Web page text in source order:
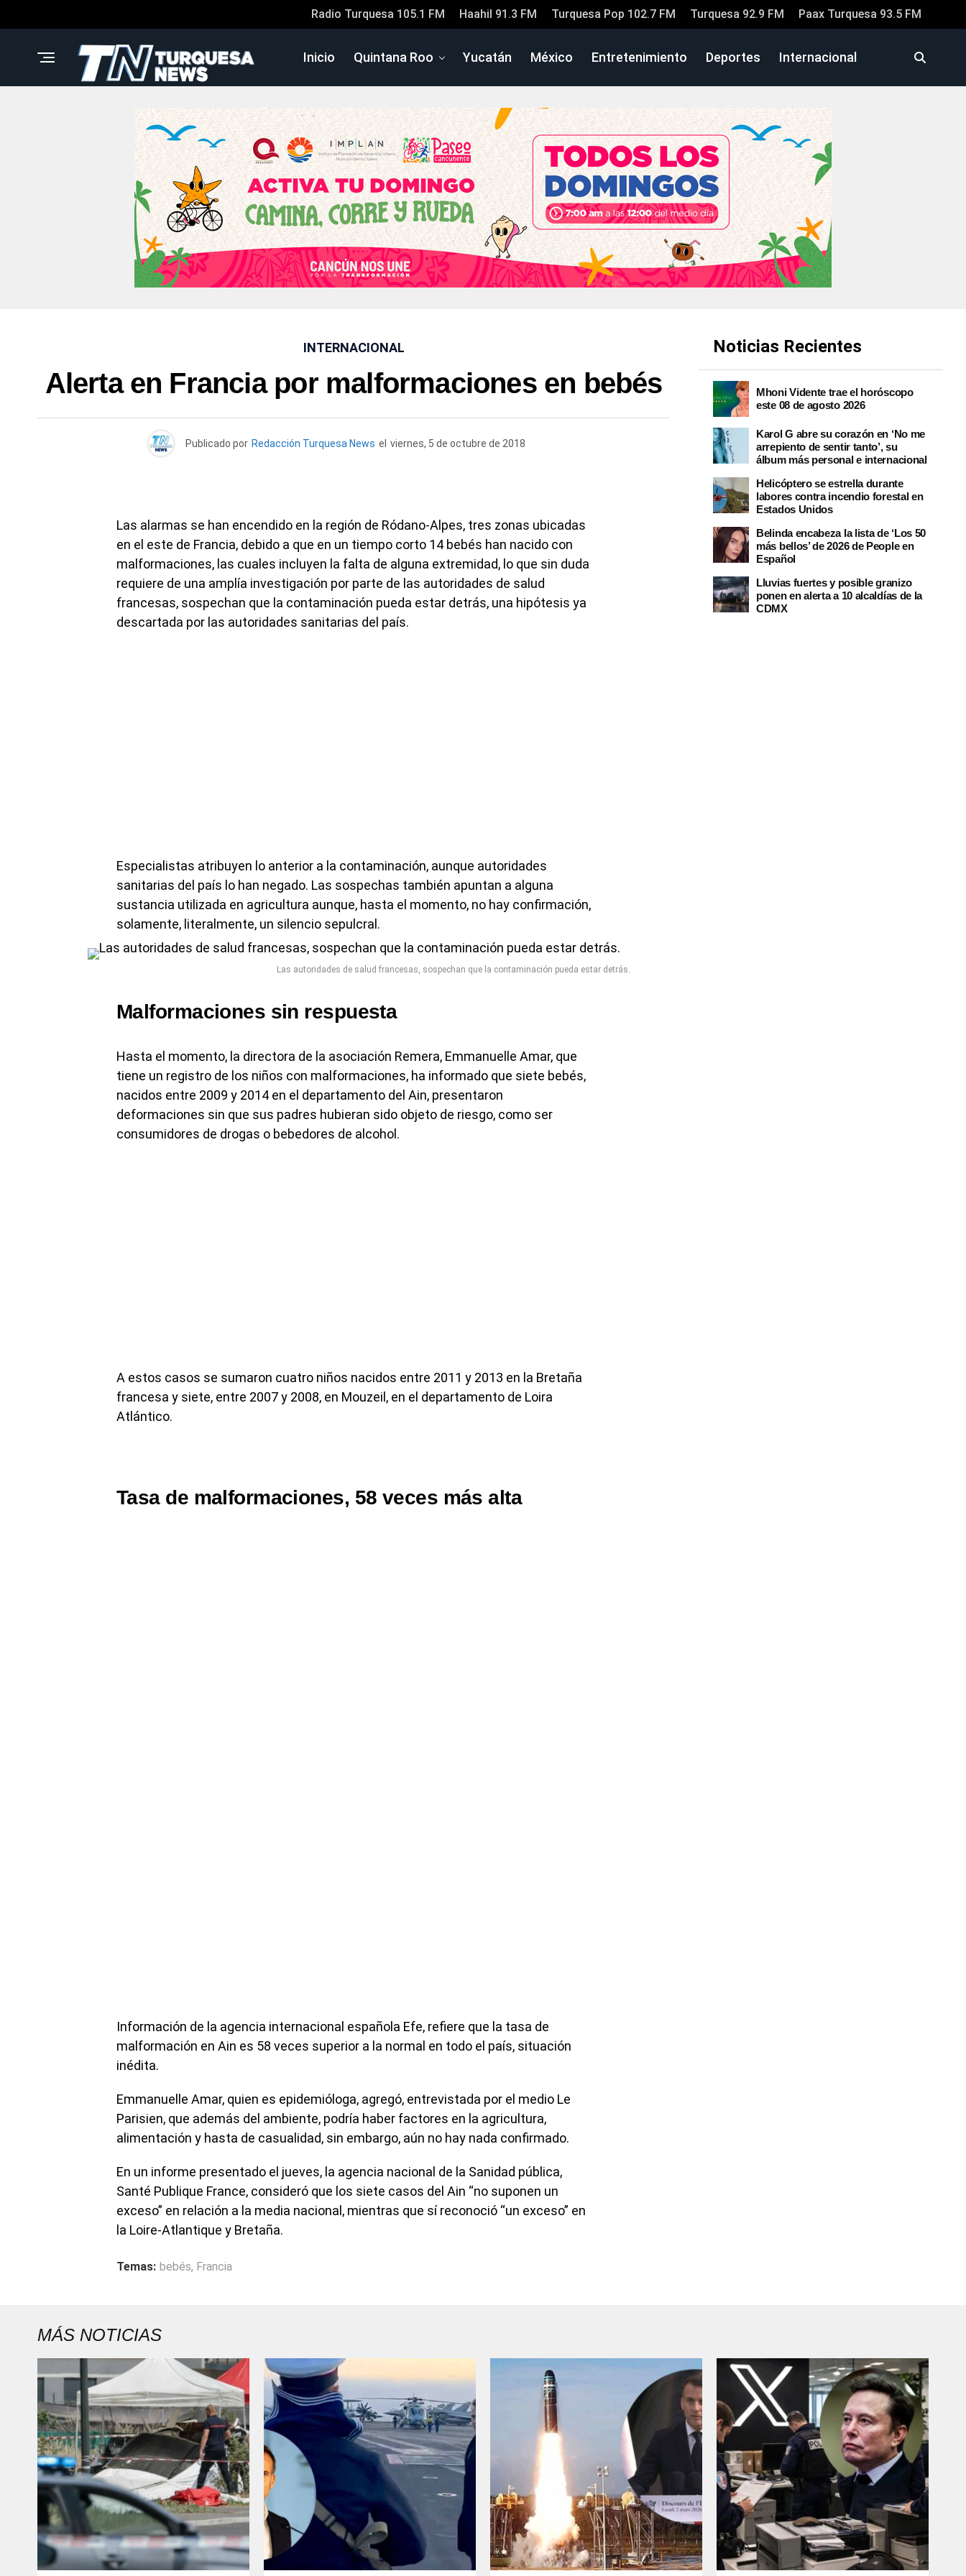
Radio Turquesa 105.1 FM Haahil 91.3 FM Turquesa Pop 102.7 FM Turquesa 92.9 FM Paax Turquesa 93.5 FM
Inicio Quintana Roo Yucatán México Entretenimiento Deportes Internacional
INTERNACIONAL
Alerta en Francia por malformaciones en bebés
Publicado por Redacción Turquesa News el viernes, 5 de octubre de 2018
Las alarmas se han encendido en la región de Ródano-Alpes, tres zonas ubicadas
en el este de Francia, debido a que en un tiempo corto 14 bebés han nacido con
malformaciones, las cuales incluyen la falta de alguna extremidad, lo que sin duda
requiere de una amplía investigación por parte de las autoridades de salud
francesas, sospechan que la contaminación pueda estar detrás, una hipótesis ya
descartada por las autoridades sanitarias del país.
Especialistas atribuyen lo anterior a la contaminación, aunque autoridades
sanitarias del país lo han negado. Las sospechas también apuntan a alguna
sustancia utilizada en agricultura aunque, hasta el momento, no hay confirmación,
solamente, literalmente, un silencio sepulcral.
Las autoridades de salud francesas, sospechan que la contaminación pueda estar detrás.
Malformaciones sin respuesta
Hasta el momento, la directora de la asociación Remera, Emmanuelle Amar, que
tiene un registro de los niños con malformaciones, ha informado que siete bebés,
nacidos entre 2009 y 2014 en el departamento del Ain, presentaron
deformaciones sin que sus padres hubieran sido objeto de riesgo, como ser
consumidores de drogas o bebedores de alcohol.
A estos casos se sumaron cuatro niños nacidos entre 2011 y 2013 en la Bretaña
francesa y siete, entre 2007 y 2008, en Mouzeil, en el departamento de Loira
Atlántico.
Tasa de malformaciones, 58 veces más alta
Información de la agencia internacional española Efe, refiere que la tasa de
malformación en Ain es 58 veces superior a la normal en todo el país, situación
inédita.
Emmanuelle Amar, quien es epidemióloga, agregó, entrevistada por el medio Le
Parisien, que además del ambiente, podría haber factores en la agricultura,
alimentación y hasta de casualidad, sin embargo, aún no hay nada confirmado.
En un informe presentado el jueves, la agencia nacional de la Sanidad pública,
Santé Publique France, consideró que los siete casos del Ain “no suponen un
exceso” en relación a la media nacional, mientras que sí reconoció “un exceso” en
la Loire-Atlantique y Bretaña.
Temas: bebés, Francia
Noticias Recientes
Mhoni Vidente trae el horóscopo
este 08 de agosto 2026
Karol G abre su corazón en ‘No me
arrepiento de sentir tanto’, su
álbum más personal e internacional
Helicóptero se estrella durante
labores contra incendio forestal en
Estados Unidos
Belinda encabeza la lista de ‘Los 50
más bellos’ de 2026 de People en
Español
Lluvias fuertes y posible granizo
ponen en alerta a 10 alcaldías de la
CDMX
MÁS NOTICIAS